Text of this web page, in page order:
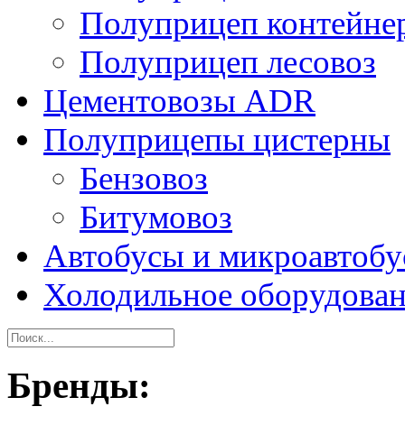
Полуприцеп
Полуприцеп лесовоз
Цементовозы ADR
Полуприцепы цистерны
Бензовоз
Битумовоз
Автобусы и
Холодильное
Бренды: